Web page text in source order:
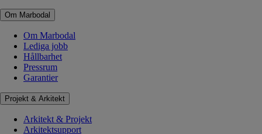
Om Marbodal
Om Marbodal
Lediga jobb
Hållbarhet
Pressrum
Garantier
Projekt & Arkitekt
Arkitekt & Projekt
Arkitektsupport